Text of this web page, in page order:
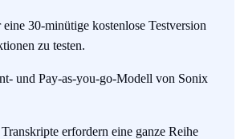
30-minütige kostenlose Testversion
zu testen.
und Pay-as-you-go-Modell von Sonix
erfordern eine ganze Reihe